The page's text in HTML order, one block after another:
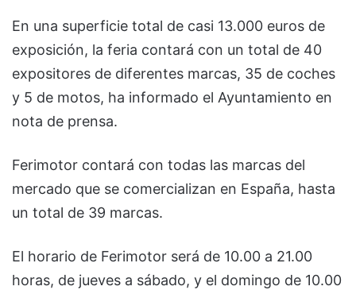
En una superficie total de casi 13.000 euros de
exposición, la feria contará con un total de 40
expositores de diferentes marcas, 35 de coches
y 5 de motos, ha informado el Ayuntamiento en
nota de prensa.
Ferimotor contará con todas las marcas del
mercado que se comercializan en España, hasta
un total de 39 marcas.
El horario de Ferimotor será de 10.00 a 21.00
horas, de jueves a sábado, y el domingo de 10.00